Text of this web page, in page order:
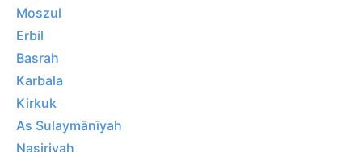
Moszul
Erbil
Basrah
Karbala
Kirkuk
As Sulaymānīyah
Nasiriyah